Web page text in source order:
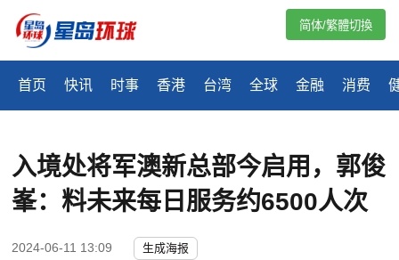
首页 快讯 时事 香港 台湾 全球 金融 消费
简体/繁體切換
入境处将军澳新总部今启用，郭俊
峯：料未来每日服务约6500人次
2024-06-11 13:09 生成海报